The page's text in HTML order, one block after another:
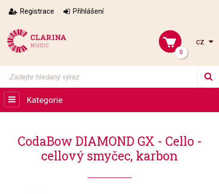
Registrace Přihlášení
0
cz
Kategorie
CodaBow DIAMOND GX - Cello -
cellový smyčec, karbon